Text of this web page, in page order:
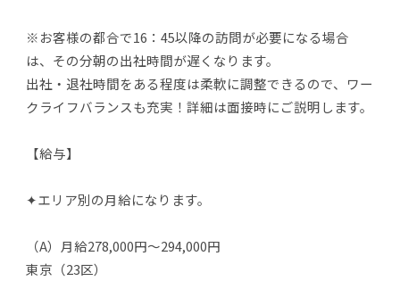
※お客様の都合で16：45以降の訪問が必要になる場合
は、その分朝の出社時間が遅くなります。
出社・退社時間をある程度は柔軟に調整できるので、ワー
クライフバランスも充実！詳細は面接時にご説明します。
【給与】
✦エリア別の月給になります。
（A）月給278,000円～294,000円
東京（23区）